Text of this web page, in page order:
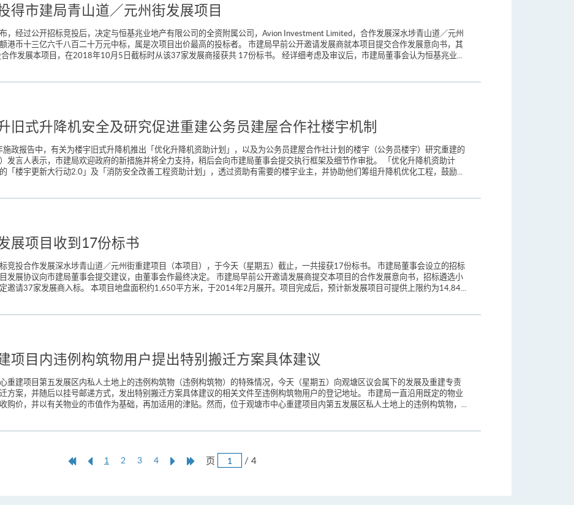
得市建局青山道／元州街发展项目
，经过公开招标竞投后，决定与恒基兆业地产有限公司的全资附属公司，Avion Investment Limited，合作发展深水埗青山道／元州
港币十三亿六千八百二十万元中标，属是次项目出价最高的投标者。 市建局早前公开邀请发展商就本项目提交合作发展意向书，其
作发展本项目，在2018年10月5日截标时从该37家发展商接获共 17份标书。 经详细考虑及审议后，市建局董事会认为恒基兆业...
旧式升降机安全及研究促进重建公务员建屋合作社楼宇机制
政报告中，有关为楼宇旧式升降机推出「优化升降机资助计划」，以及为公务员建屋合作社计划的楼宇（公务员楼宇）研究重建的
发言人表示，市建局欢迎政府的新措施并将全力支持，稍后会向市建局董事会提交执行框架及细节作审批。 「优化升降机资助计
「楼宇更新大行动2.0」及「消防安全改善工程资助计划」，透过资助有需要的楼宇业主，并协助他们筹组升降机优化工程，鼓励...
展项目收到17份标书
竞投合作发展深水埗青山道／元州街重建项目（本项目），于今天（星期五）截止，一共接获17份标书。 市建局董事会设立的招标
发展协议向市建局董事会提交建议，由董事会作最终决定。 市建局早前公开邀请发展商提交本项目的合作发展意向书，招标遴选小
邀请37家发展商入标。 本项目地盘面积约1,650平方米，于2014年2月展开。项目完成后，预计新发展项目可提供上限约为14,84...
项目内违例构筑物用户提出特别搬迁方案具体建议
重建项目第五发展区内私人土地上的违例构筑物（违例构筑物）的特殊情况，今天（星期五）向观塘区议会属下的发展及重建专责
方案，并随后以挂号邮递方式，发出特别搬迁方案具体建议的相关文件至违例构筑物用户的登记地址。 市建局一直沿用既定的物业
购价，并以有关物业的市值作为基础，再加适用的津贴。然而，位于观塘市中心重建项目内第五发展区私人土地上的违例构筑物，...
第
上
1 2 3 4
NextLast页 / 4跳